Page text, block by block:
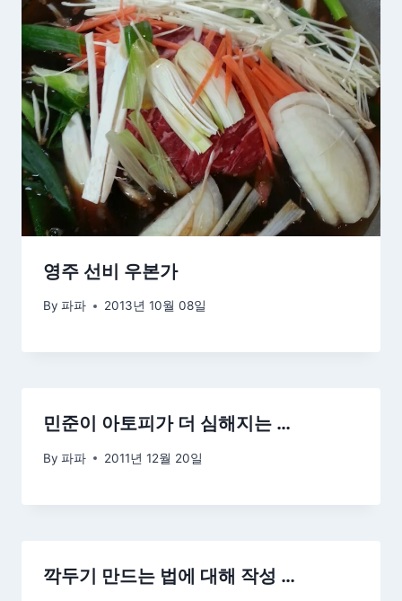
영주 선비 우본가
By 파파 2013년 10월 08일
민준이 아토피가 더 심해지는 …
By 파파 2011년 12월 20일
깍두기 만드는 법에 대해 작성 …